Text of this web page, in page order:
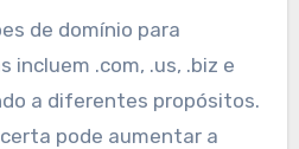
de domínio para
incluem .com, .us, .biz e
a diferentes propósitos.
pode aumentar a